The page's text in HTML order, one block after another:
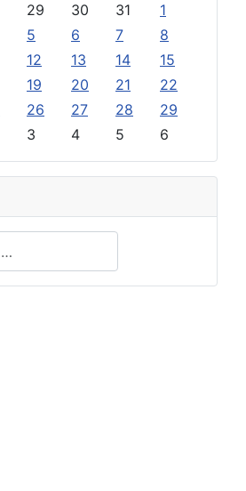
29 30 31
1
5 6 7
8
12 13 14
15
19 20 21
22
26 27 28
29
3 4 5 6